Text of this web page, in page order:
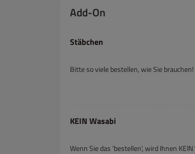
Add-On
Stäbchen
Bitte so viele bestellen, wie Sie brauchen!
KEIN Wasabi
Wenn Sie das 'bestellen', wird Ihnen